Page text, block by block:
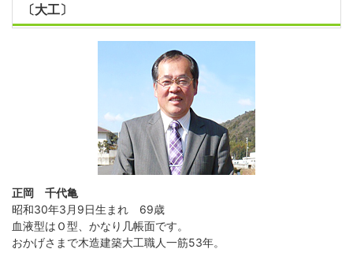
〔大工〕
正岡 千代亀
昭和30年3月9日生まれ 69歳
血液型はＯ型、かなり几帳面です。
おかげさまで木造建築大工職人一筋53年。